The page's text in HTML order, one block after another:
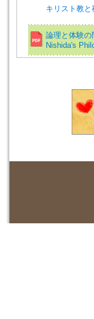
キリスト教と
論理と体験
Nishida's